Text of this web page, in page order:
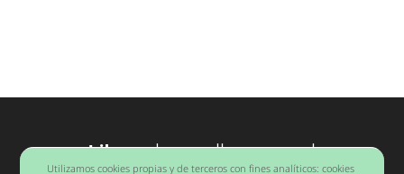
Librosdesarrollo personal
Barcelona
Utilizamos cookies propias y de terceros con fines analíticos: cookies